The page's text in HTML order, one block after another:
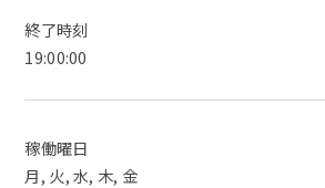
終了時刻
19:00:00
稼働曜日
月, 火, 水, 木, 金